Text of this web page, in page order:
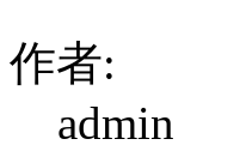
作者:
admin